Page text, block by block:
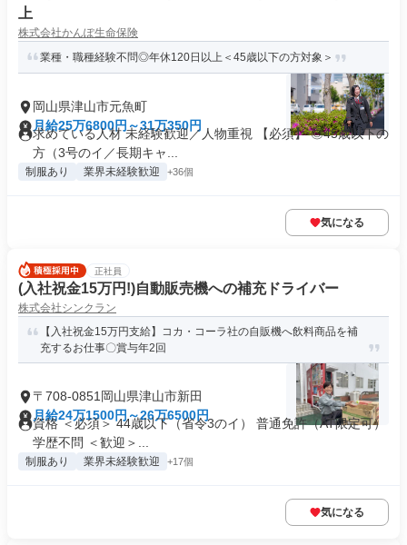
上
株式会社かんぽ生命保険
業種・職種経験不問◎年休120日以上＜45歳以下の方対象＞
岡山県津山市元魚町
月給25万6800円～31万350円
求めている人材 未経験歓迎／人物重視 【必須】 ◎45歳以下の
方（3号のイ／長期キャ...
制服あり 業界未経験歓迎 +36個
気になる
正社員
(入社祝金15万円!)自動販売機への補充ドライバー
株式会社シンクラン
【入社祝金15万円支給】コカ・コーラ社の自販機へ飲料商品を補
充するお仕事〇賞与年2回
〒708-0851岡山県津山市新田
月給24万1500円～26万6500円
資格 ＜必須＞ 44歳以下（省令3のイ） 普通免許（AT限定可）
学歴不問 ＜歓迎＞...
制服あり 業界未経験歓迎 +17個
気になる